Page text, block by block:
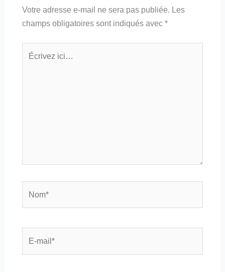
Votre adresse e-mail ne sera pas publiée. Les
champs obligatoires sont indiqués avec *